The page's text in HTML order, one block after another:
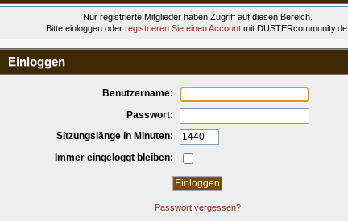
Nur registrierte Mitglieder haben Zugriff auf diesen Bereich.
Bitte einloggen oder registrieren Sie einen Accountmit DUSTERcommunity.de.
Einloggen
Benutzername:
Passwort:
Sitzungslänge in Minuten:
Immer eingeloggt bleiben:
Passwort vergessen?